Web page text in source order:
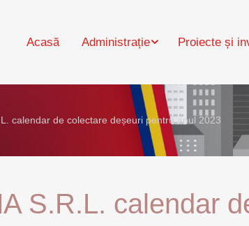
Acasă Administrație Proiecte și
calendar de colectare deșeuri pentru anul 2023
S.R.L. calendar